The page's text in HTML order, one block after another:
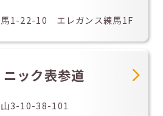
馬1-22-10 エレガンス練馬1F
ック表参道
山3-10-38-101